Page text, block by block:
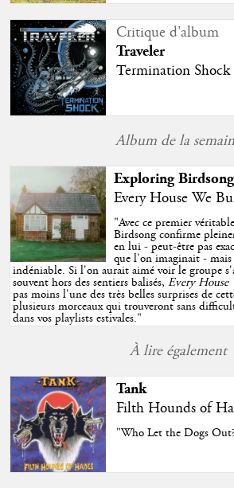
Critique d'album
Traveler
Termination Shock
Album de la
Exploring Birdsong
Every House We
"Avec ce premier
Birdsong confirme
en lui - peut-être pas
que l'on imaginait - mais
indéniable. Si l'on aurait aimé voir le groupe
souvent hors des sentiers balisés,Every
pas moins l'une des très belles surprises de
plusieurs morceaux qui trouveront sans
dans vos playlists estivales."
À lire également
Tank
Filth Hounds of
"Who Let the Dogs